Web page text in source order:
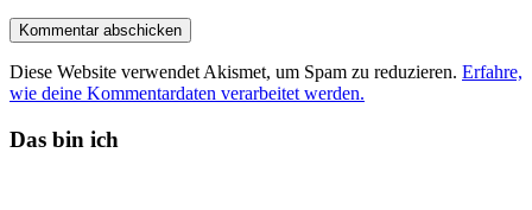
Diese Website verwendet Akismet, um Spam zu reduzieren. Erfahre,
wie deine Kommentardaten verarbeitet werden.
Das bin ich